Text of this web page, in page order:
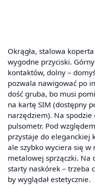
Okrągła, stalowa
wygodne przyciski.
kontaktów, dolny –
pozwala nawigować po
dość gruba, bo musi
na kartę SIM (dostępny
narzędziem). Na
pulsometr. Pod
przystaje do eleganckiej
ale szybko wyciera się w
metalowej sprzączki. Na
starty naskórek – trzeba
by wyglądał estetycznie.